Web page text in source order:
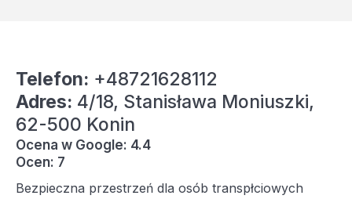
Telefon: +48721628112
Adres: 4/18, Stanisława Moniuszki,
62-500 Konin
Ocena w Google: 4.4
Ocen: 7
Bezpieczna przestrzeń dla osób transpłciowych